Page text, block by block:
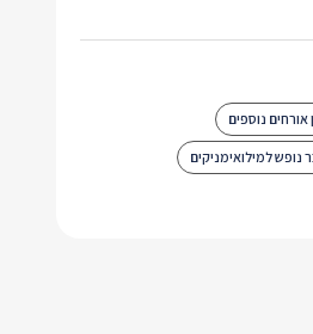
אורחים נוספים
נופש למילואימניקים